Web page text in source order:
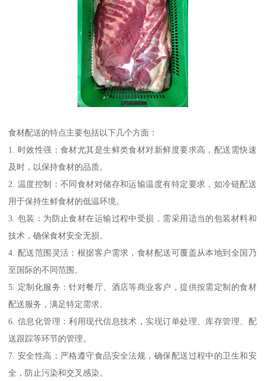
食材配送的特点主要包括以下几个方面：
1. 时效性强：食材尤其是生鲜类食材对新鲜度要求高，配送需快速
及时，以保持食材的品质。
2. 温度控制：不同食材对储存和运输温度有特定要求，如冷链配送
用于保持生鲜食材的低温环境。
3. 包装：为防止食材在运输过程中受损，需采用适当的包装材料和
技术，确保食材安全无损。
4. 配送范围灵活：根据客户需求，食材配送可覆盖从本地到全国乃
至国际的不同范围。
5. 定制化服务：针对餐厅、酒店等商业客户，提供按需定制的食材
配送服务，满足特定需求。
6. 信息化管理：利用现代信息技术，实现订单处理、库存管理、配
送跟踪等环节的管理。
7. 安全性高：严格遵守食品安全法规，确保配送过程中的卫生和安
全，防止污染和交叉感染。